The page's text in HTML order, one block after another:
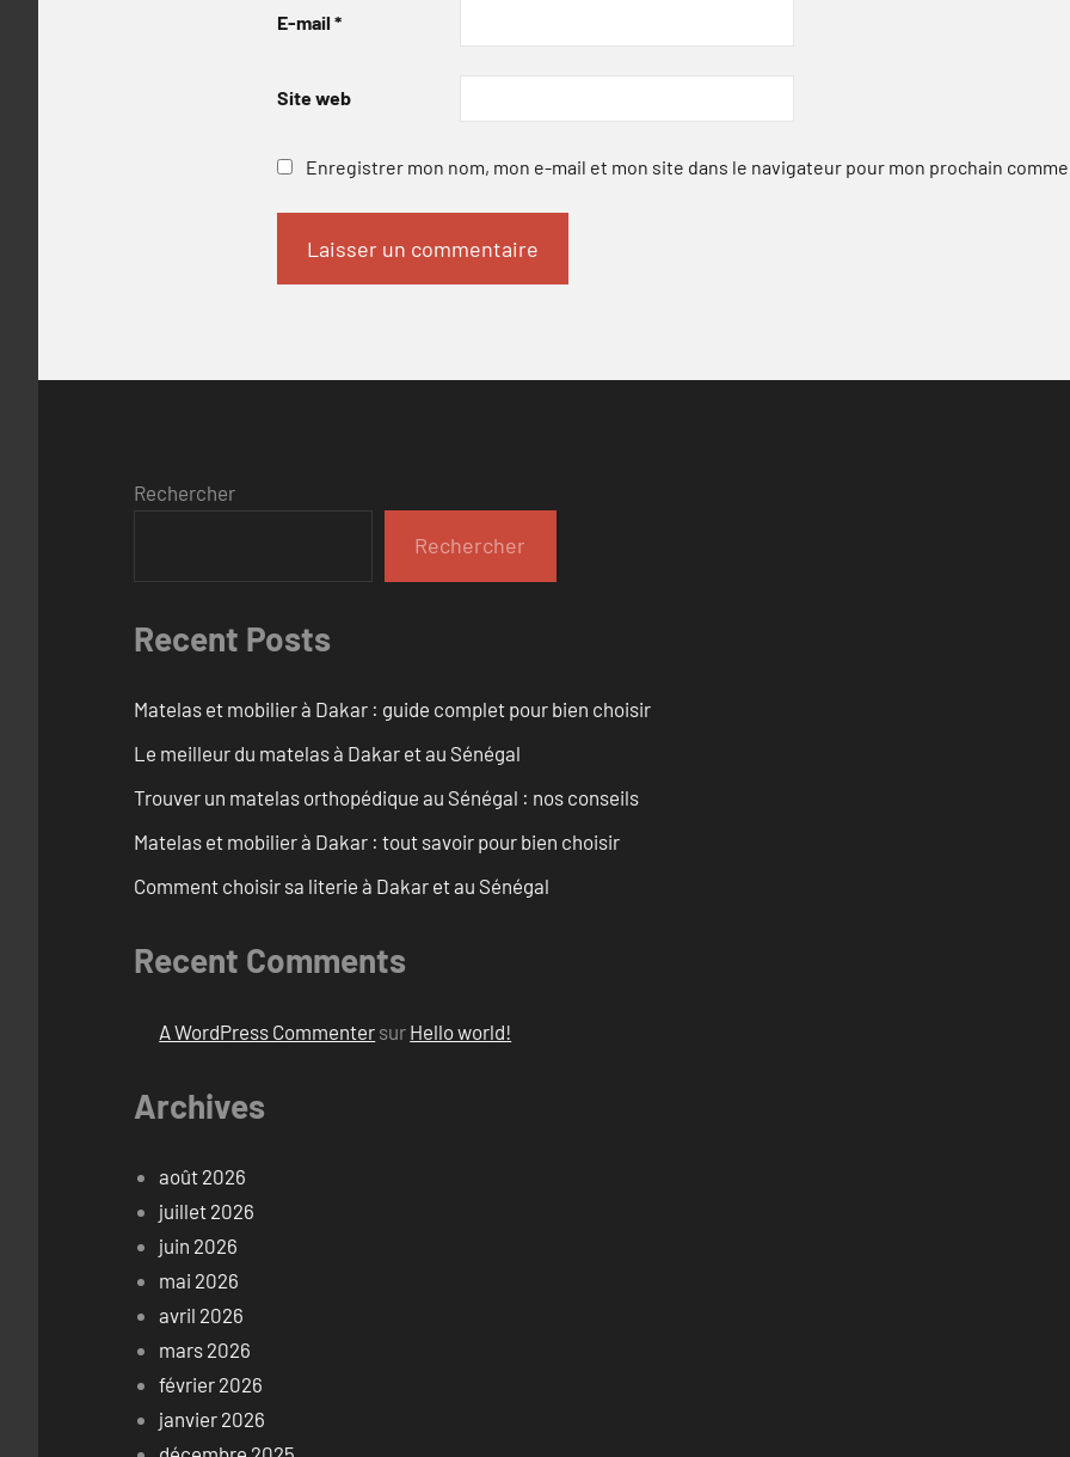
E-mail *
Site web
Enregistrer mon nom, mon e-mail et mon site dans le navigateur pour mon prochain
Rechercher
Rechercher
Recent Posts
Matelas et mobilier à Dakar : guide complet pour bien choisir
Le meilleur du matelas à Dakar et au Sénégal
Trouver un matelas orthopédique au Sénégal : nos conseils
Matelas et mobilier à Dakar : tout savoir pour bien choisir
Comment choisir sa literie à Dakar et au Sénégal
Recent Comments
A WordPress Commenter sur Hello world!
Archives
août 2026
juillet 2026
juin 2026
mai 2026
avril 2026
mars 2026
février 2026
janvier 2026